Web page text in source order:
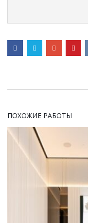
ПОХОЖИЕ РАБОТЫ